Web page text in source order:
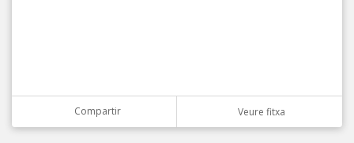
Compartir Veure fitxa